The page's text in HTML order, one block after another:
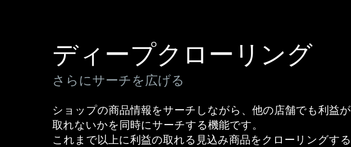
ディープクローリング
さらにサーチを広げる
ショップの商品情報をサーチしながら、他の店舗でも利益が
取れないかを同時にサーチする機能です。
これまで以上に利益の取れる見込み商品をクローリングする